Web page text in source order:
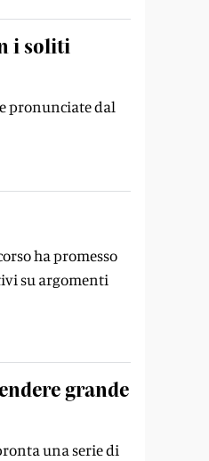
i soliti
pronunciate dal
ha promesso
su argomenti
grande
una serie di